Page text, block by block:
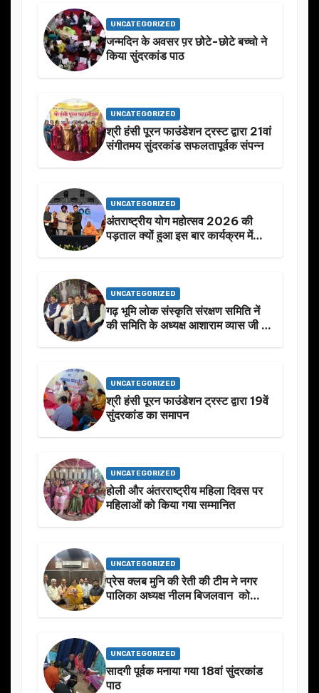
UNCATEGORIZED
जन्मदिन के अवसर प़र छोटे-छोटे बच्चो ने
किया सुंदरकांड पाठ
UNCATEGORIZED
श्री हंसी पूरन फाउंडेशन ट्रस्ट द्वारा 21वां
संगीतमय सुंदरकांड सफलतापूर्वक संपन्न
UNCATEGORIZED
अंतराष्ट्रीय योग महोत्सव 2026 की
पड़ताल क्यों हुआ इस बार कार्यक्रम में
UNCATEGORIZED
गढ़ भूमि लोक संस्कृति संरक्षण समिति नें
की समिति के अध्यक्ष आशाराम व्यास जी के
UNCATEGORIZED
श्री हंसी पूरन फाउंडेशन ट्रस्ट द्वारा 19वें
सुंदरकांड का समापन
UNCATEGORIZED
होली और अंतरराष्ट्रीय महिला दिवस पर
महिलाओं को किया गया सम्मानित
UNCATEGORIZED
प्रेस क्लब मुनि की रेती की टीम ने नगर
पालिका अध्यक्ष नीलम बिजलवान को
UNCATEGORIZED
सादगी पूर्वक मनाया गया 18वां सुंदरकांड
पाठ